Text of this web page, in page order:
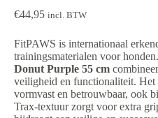
€44,95 incl. BTW
FitPAWS is internationaal
trainingsmaterialen voor
Donut Purple 55 cm
veiligheid en functionaliteit.
vormvast en betrouwbaar, ook
Trax-textuur zorgt voor extra